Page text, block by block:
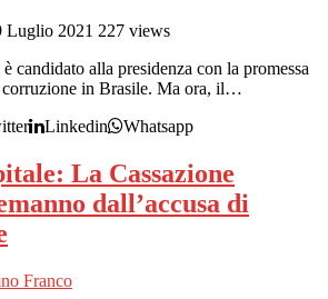
Luglio 2021 227 views
candidato alla presidenza con la promessa
in Brasile. Ma ora, il…
Linkedin Whatsapp
La Cassazione
dall’accusa di
Franco